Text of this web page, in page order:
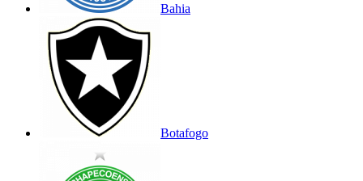
Bahia
Botafogo